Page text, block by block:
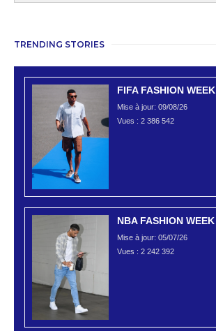
TRENDING STORIES
FIFA FASHION WEEK
Mise à jour: 09/08/26
Vues : 2 386 542
NBA FASHION WEEK
Mise à jour: 05/07/26
Vues : 2 242 392